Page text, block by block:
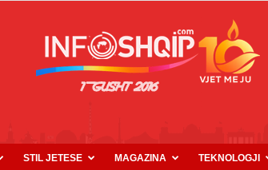
INFOSHQIP.COM
STIL JETESE MAGAZINA TEKNOLOGJI